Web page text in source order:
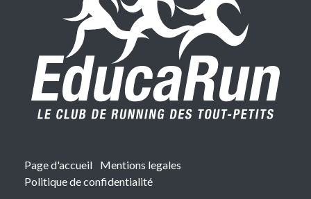
Page d'accueil
Mentions legales
Politique de confidentialité